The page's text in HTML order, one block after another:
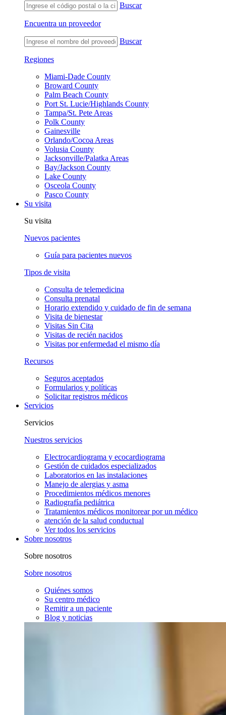
Buscar
Encuentra un proveedor
Buscar
Regiones
Miami-Dade County
Broward County
Palm Beach County
Port St. Lucie/Highlands County
Tampa/St. Pete Areas
Polk County
Gainesville
Orlando/Cocoa Areas
Volusia County
Jacksonville/Palatka Areas
Bay/Jackson County
Lake County
Osceola County
Pasco County
Su visita
Su visita
Nuevos pacientes
Guía para pacientes nuevos
Tipos de visita
Consulta de telemedicina
Consulta prenatal
Horario extendido y cuidado de fin de semana
Visita de bienestar
Visitas Sin Cita
Visitas de recién nacidos
Visitas por enfermedad el mismo día
Recursos
Seguros aceptados
Formularios y políticas
Solicitar registros médicos
Servicios
Servicios
Nuestros servicios
Electrocardiograma y ecocardiograma
Gestión de cuidados especializados
Laboratorios en las instalaciones
Manejo de alergias y asma
Procedimientos médicos menores
Radiografía pediátrica
Tratamientos médicos monitorear por un médico
atención de la salud conductual
Ver todos los servicios
Sobre nosotros
Sobre nosotros
Sobre nosotros
Quiénes somos
Su centro médico
Remitir a un paciente
Blog y noticias